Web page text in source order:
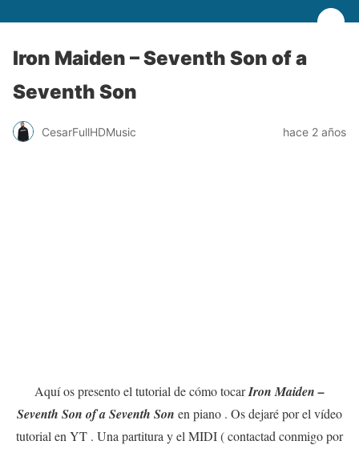
Iron Maiden – Seventh Son of a
Seventh Son
CesarFullHDMusic hace 2 años
Aquí os presento el tutorial de cómo tocarIron Maiden –
Seventh Son of a Seventh Son en piano . Os dejaré por el vídeo
tutorial en YT . Una partitura y el MIDI ( contactad conmigo por